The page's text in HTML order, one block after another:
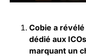
Cobie a
dédié aux
marquant un